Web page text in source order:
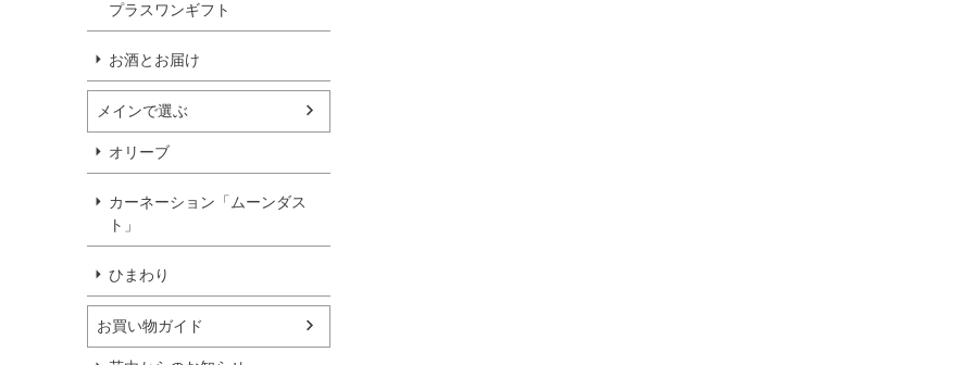
プラスワンギフト
お酒とお届け
メインで選ぶ
オリーブ
カーネーション「ムーンダス
ト」
ひまわり
お買い物ガイド